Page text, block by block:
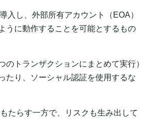
入し、外部所有アカウント（EOA）
うに動作することを可能とするもの
トランザクションにまとめて実行）
たり、ソーシャル認証を使用するな
たらす一方で、リスクも生み出して